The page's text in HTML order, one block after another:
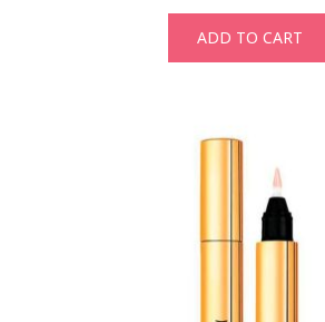
ADD TO CART